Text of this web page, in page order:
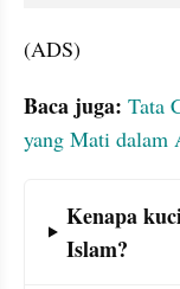
(ADS)
Baca juga: Tata
yang Mati dalam
Kenapa
Islam?